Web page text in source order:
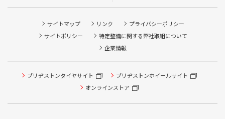
サイトマップ リンク
プライバシーポリシー
サイトポリシー
特定整備に関する弊社取組について
企業情報
ブリヂストンタイヤサイト
ブリヂストンホイールサイト
オンラインストア